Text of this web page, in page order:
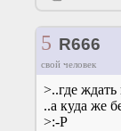
5 R666
свой человек
>..где ждать
..а куда же
>:-P